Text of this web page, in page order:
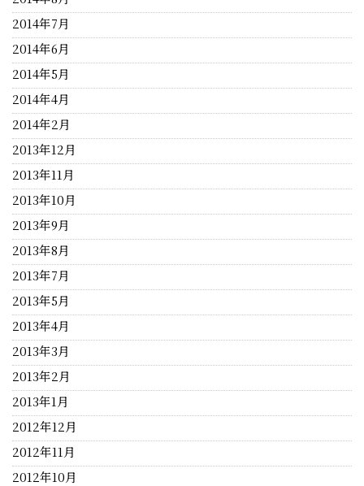
2014年7月
2014年6月
2014年5月
2014年4月
2014年2月
2013年12月
2013年11月
2013年10月
2013年9月
2013年8月
2013年7月
2013年5月
2013年4月
2013年3月
2013年2月
2013年1月
2012年12月
2012年11月
2012年10月